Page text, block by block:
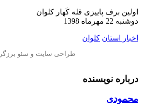
اولین برف پاییزی قله کَهار کلوان
دوشنبه 22 مهرماه 1398
اخبار استان کلوان
درباره نویسنده
محمودی